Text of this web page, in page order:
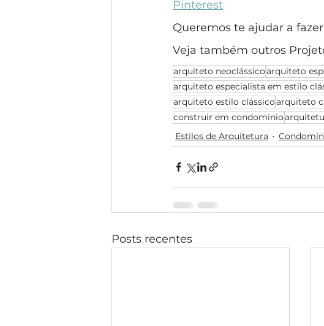
Pinterest
Queremos te ajudar a
Veja também outros
arquiteto neoclássicoarquiteto
arquiteto especialista em estilo
arquiteto estilo clássicoarquiteto
construir em condominio
Estilos de Arquitetura
Posts recentes